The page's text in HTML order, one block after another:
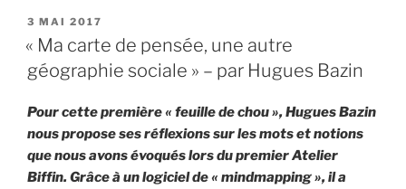
PUBLIÉ
LE
3 MAI 2017
« Ma carte de pensée, une autre
géographie sociale » – par Hugues Bazin
Pour cette première « feuille de chou », Hugues Bazin
nous propose ses réflexions sur les mots et notions
que nous avons évoqués lors du premier Atelier
Biffin. Grâce à un logiciel de « mindmapping », il a